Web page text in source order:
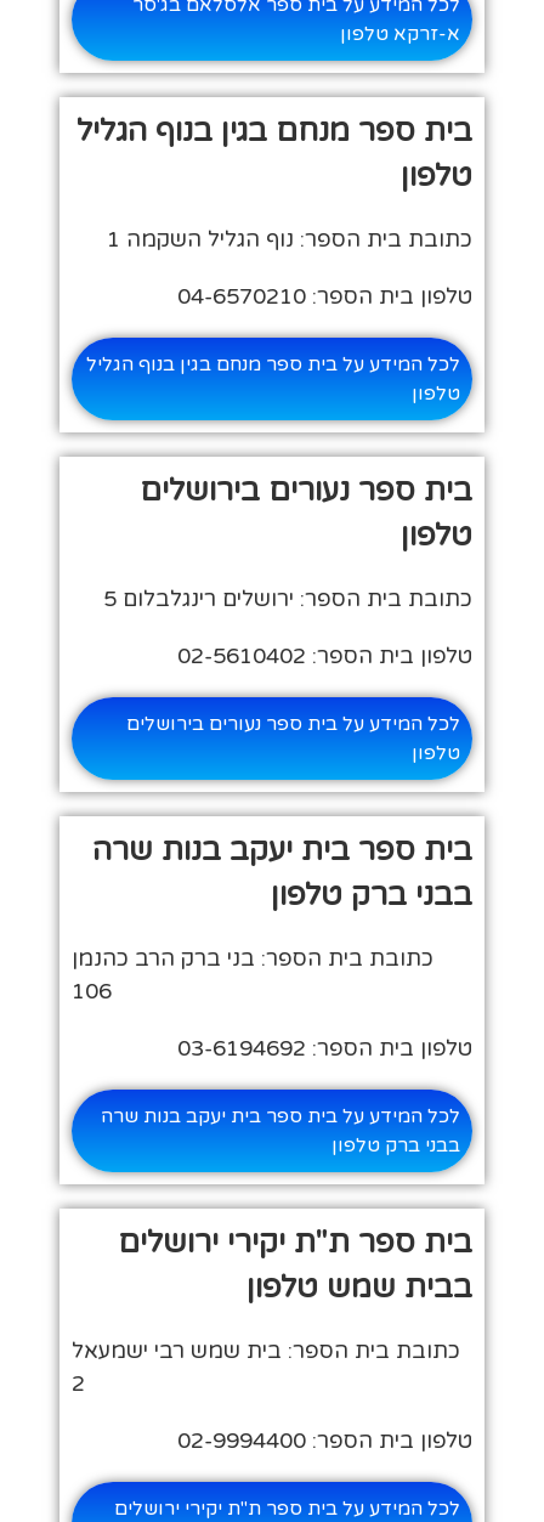
א-זרקא טלפון
בית ספר מנחם בגין בנוף הגליל
טלפון
כתובת בית הספר: נוף הגליל השקמה 1
טלפון בית הספר: 04-6570210
לכל המידע על בית ספר מנחם בגין בנוף הגליל
טלפון
בית ספר נעורים בירושלים
טלפון
כתובת בית הספר: ירושלים רינגלבלום 5
טלפון בית הספר: 02-5610402
לכל המידע על בית ספר נעורים בירושלים
טלפון
בית ספר בית יעקב בנות שרה
בבני ברק טלפון
כתובת בית הספר: בני ברק הרב כהנמן
106
טלפון בית הספר: 03-6194692
לכל המידע על בית ספר בית יעקב בנות שרה
בבני ברק טלפון
בית ספר ת"ת יקירי ירושלים
בבית שמש טלפון
כתובת בית הספר: בית שמש רבי ישמעאל
2
טלפון בית הספר: 02-9994400
לכל המידע על בית ספר ת"ת יקירי ירושלים